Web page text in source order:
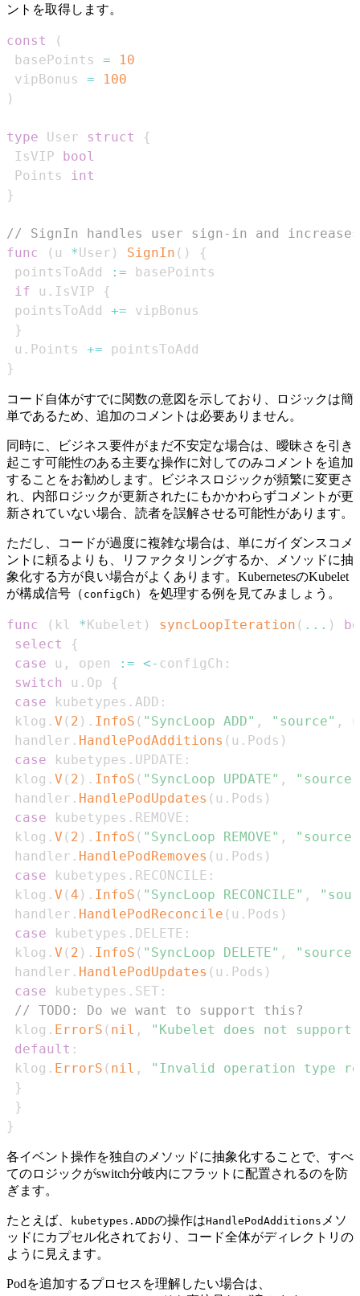
ントを取得します。
const
(
basePoints =
10
vipBonus =
100
)
type User struct
{
IsVIP bool
Points int
}
// SignIn handles user sign-in and
func
( u *User ) SignIn ( )
{
pointsToAdd
:=
if u . IsVIP
{
pointsToAdd +=
}
u . Points +=
}
コード自体がすでに関数の意図を示しており、ロジックは簡
単であるため、追加のコメントは必要ありません。
同時に、ビジネス要件がまだ不安定な場合は、曖昧さを引き
起こす可能性のある主要な操作に対してのみコメントを追加
することをお勧めします。ビジネスロジックが頻繁に変更さ
れ、内部ロジックが更新されたにもかかわらずコメントが更
新されていない場合、読者を誤解させる可能性があります。
ただし、コードが過度に複雑な場合は、単にガイダンスコメ
ントに頼るよりも、リファクタリングするか、メソッドに抽
象化する方が良い場合がよくあります。KubernetesのKubelet
が構成信号（ configCh ）を処理する例を見てみましょう。
func ( kl *Kubelet ) syncLoopIteration ( ... )
select
{
case u , open := <- configCh :
switch
u . Op
{
case kubetypes . ADD :
klog . V ( 2 ) . InfoS ( "SyncLoop ADD" , "source" ,
u
handler . HandlePodAdditions ( u . Pods )
case kubetypes . UPDATE :
klog . V ( 2 ) . InfoS ( "SyncLoop UPDATE" ,
"source"
handler . HandlePodUpdates ( u . Pods )
case kubetypes . REMOVE :
klog . V ( 2 ) . InfoS ( "SyncLoop REMOVE" ,
"source"
handler . HandlePodRemoves ( u . Pods )
case kubetypes . RECONCILE :
klog . V (4 ) . InfoS ( "SyncLoop RECONCILE" ,
handler . HandlePodReconcile ( u . Pods )
case kubetypes . DELETE :
klog . V ( 2 ) . InfoS ( "SyncLoop DELETE" ,
"source"
handler . HandlePodUpdates ( u . Pods )
case kubetypes . SET :
// TODO: Do we want to support this?
klog . ErrorS ( nil ,
"Kubelet does not support
default :
klog . ErrorS ( nil ,
"Invalid operation type
}
}
}
各イベント操作を独自のメソッドに抽象化することで、すべ
てのロジックがswitch分岐内にフラットに配置されるのを防
ぎます。
たとえば、 kubetypes.ADDの操作はHandlePodAdditions メソ
ッドにカプセル化されており、コード全体がディレクトリの
ように見えます。
Podを追加するプロセスを理解したい場合は、